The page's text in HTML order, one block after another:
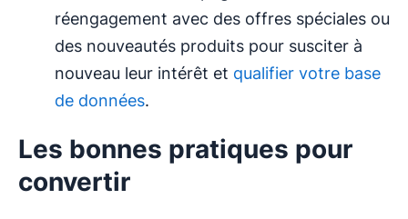
réengagement avec des offres spéciales ou
des nouveautés produits pour susciter à
nouveau leur intérêt et qualifier votre base
de données.
Les bonnes pratiques pour
convertir